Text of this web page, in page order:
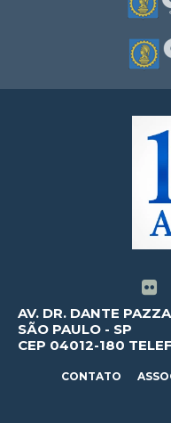
AV. DR. DANTE
SÃO PAULO - SP
CEP 04012-180
CONTATO